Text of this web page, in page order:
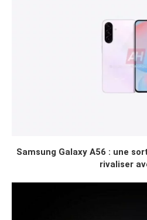
Samsung Galaxy A56 : une
rivaliser